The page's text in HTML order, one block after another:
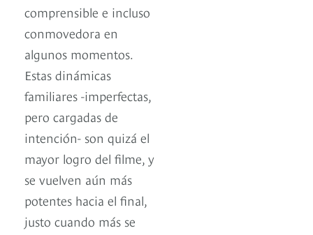
comprensible e incluso
conmovedora en
algunos momentos.
Estas dinámicas
familiares -imperfectas,
pero cargadas de
intención- son quizá el
mayor logro del filme, y
se vuelven aún más
potentes hacia el final,
justo cuando más se